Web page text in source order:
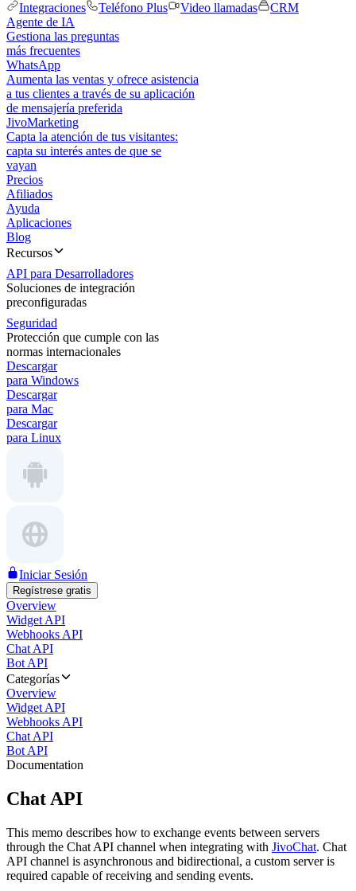
Integraciones
Teléfono Plus Video llamadas
CRM
Agente de IA
Gestiona las preguntas
más frecuentes
WhatsApp
Aumenta las ventas y ofrece asistencia
a tus clientes a través de su aplicación
de mensajería preferida
JivoMarketing
Capta la atención de tus visitantes:
capta su interés antes de que se
vayan
Precios
Afiliados
Ayuda
Aplicaciones
Blog
Recursos
API para Desarrolladores
Soluciones de integración
preconfiguradas
Seguridad
Protección que cumple con las
normas internacionales
Descargar
para Windows
Descargar
para Mac
Descargar
para Linux
Iniciar Sesión
Regístrese gratis
Overview
Widget API
Webhooks API
Chat API
Bot API
Categorías
Overview
Widget API
Webhooks API
Chat API
Bot API
Documentation
Chat API
This memo describes how to exchange events between servers
through the Chat API channel when integrating with JivoChat. Chat
API channel is asynchronous and bidirectional, a custom server is
required capable of receiving and sending events.